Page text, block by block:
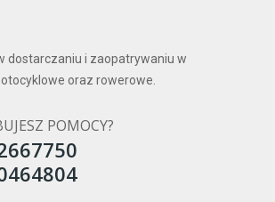
dostarczaniu i zaopatrywaniu w
oraz rowerowe.
POMOCY?